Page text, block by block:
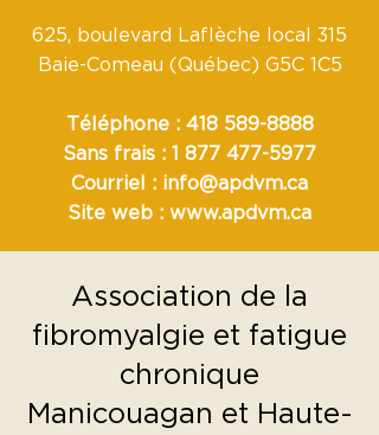
625, boulevard Laflèche local 315
Baie-Comeau (Québec) G5C 1C5
Téléphone : 418 589-8888
Sans frais : 1 877 477-5977
Courriel : info@apdvm.ca
Site web : www.apdvm.ca
Association de la
fibromyalgie et fatigue
chronique
Manicouagan et Haute-